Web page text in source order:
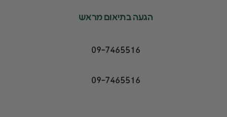
הגעה בתיאום מראש
09-7465516
09-7465516